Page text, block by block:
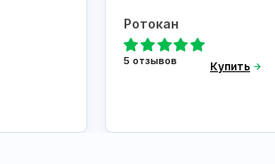
Ротокан
5 отзывов Купить